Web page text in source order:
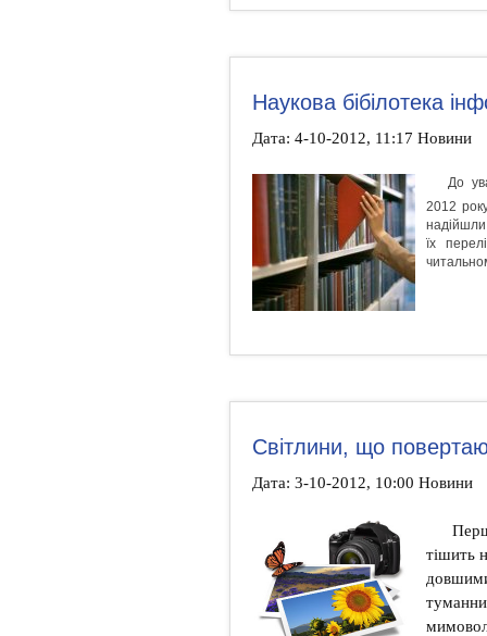
Наукова бібілотека
Дата: 4-10-2012, 11:17 Новини
До
2012
їх
Світлини, що
Дата: 3-10-2012, 10:00 Новини
тішить